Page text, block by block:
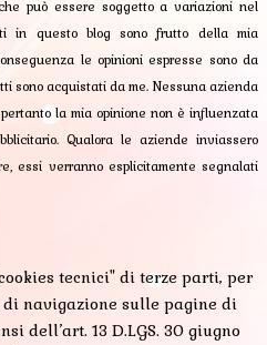
può essere soggetto a variazioni nel
in questo blog sono frutto della mia
le opinioni espresse sono da
sono acquistati da me. Nessuna azienda
la mia opinione non è influenzata
Qualora le aziende inviassero
essi verranno esplicitamente segnalati
tecnici" di terze parti, per
navigazione sulle pagine di
dell’art. 13 D.LGS. 30 giugno